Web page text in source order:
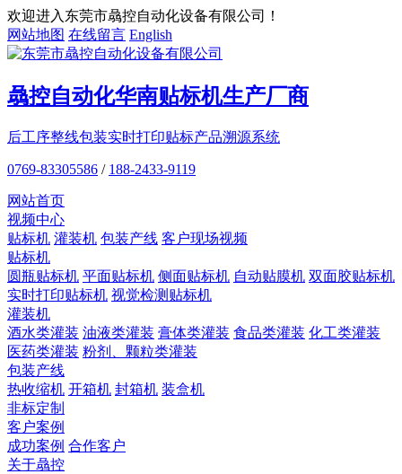
欢迎进入东莞市骉控自动化设备有限公司！
网站地图 在线留言 English
骉控自动化华南贴标机生产厂商
后工序整线包装实时打印贴标产品溯源系统
0769-83305586 / 188-2433-9119
网站首页
视频中心
贴标机 灌装机 包装产线 客户现场视频
贴标机
圆瓶贴标机 平面贴标机 侧面贴标机 自动贴膜机 双面胶贴标机
实时打印贴标机 视觉检测贴标机
灌装机
酒水类灌装 油液类灌装 膏体类灌装 食品类灌装 化工类灌装
医药类灌装 粉剂、颗粒类灌装
包装产线
热收缩机 开箱机 封箱机 装盒机
非标定制
客户案例
成功案例 合作客户
关于骉控